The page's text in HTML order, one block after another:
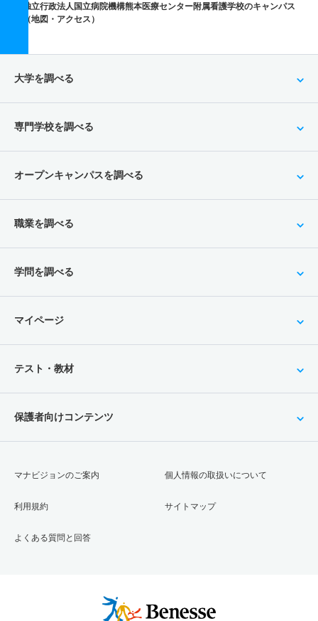
独立行政法人国立病院機構熊本医療センター附属看護学校のキャンパス
（地図・アクセス）
大学を調べる
専門学校を調べる
オープンキャンパスを調べる
職業を調べる
学問を調べる
マイページ
テスト・教材
保護者向けコンテンツ
マナビジョンのご案内
利用規約
よくある質問と回答
個人情報の取扱いについて
サイトマップ